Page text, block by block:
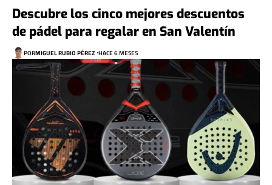
Descubre los cinco mejores descuentos
de pádel para regalar en San Valentín
PORMIGUEL RUBIO PÉREZ HACE 6 MESES